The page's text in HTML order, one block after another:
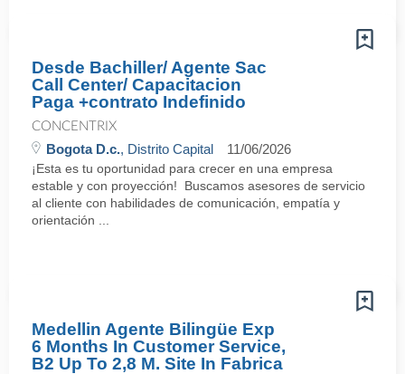
Desde Bachiller/ Agente Sac
Call Center/ Capacitacion
Paga +contrato Indefinido
CONCENTRIX
Bogota D.c., Distrito Capital 11/06/2026
¡Esta es tu oportunidad para crecer en una empresa
estable y con proyección! Buscamos asesores de servicio
al cliente con habilidades de comunicación, empatía y
orientación ...
Medellin Agente Bilingüe Exp
6 Months In Customer Service,
B2 Up To 2,8 M. Site In Fabrica